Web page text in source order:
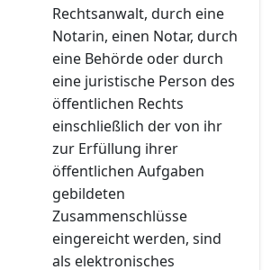
Rechtsanwalt, durch eine
Notarin, einen Notar, durch
eine Behörde oder durch
eine juristische Person des
öffentlichen Rechts
einschließlich der von ihr
zur Erfüllung ihrer
öffentlichen Aufgaben
gebildeten
Zusammenschlüsse
eingereicht werden, sind
als elektronisches